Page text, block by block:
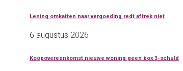
Lening omkatten naar vergoeding redt aftrek niet
6 augustus 2026
Koopovereenkomst nieuwe woning geen box 3-schuld